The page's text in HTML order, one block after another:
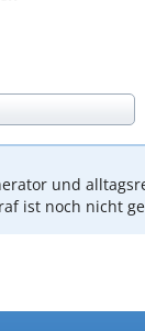
und
ist noch nicht